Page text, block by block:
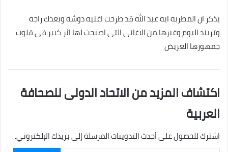
يذكر ان المطربه ايه عبد الله قد طرحت اغنيه دوشه وبعدك راحه
وتريند اليوم وغيرها من الاغاني التي اصبحت لها اثر كبير في قلوب
جمهورها العريض
اكتشاف المزيد من الاتحاد الدولى للصحافة
العربية
اشترك للحصول على أحدث التدوينات المرسلة إلى بريدك الإلكتروني.